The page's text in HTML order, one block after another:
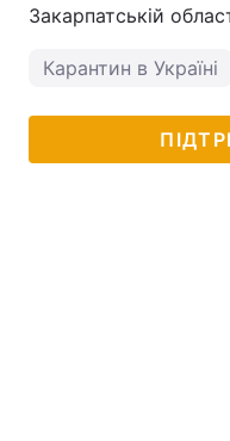
Закарпатській
Карантин в Україні